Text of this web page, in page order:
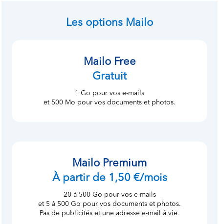
Les options Mailo
Mailo Free
Gratuit
1 Go pour vos e-mails
et 500 Mo pour vos documents et photos.
Mailo Premium
À partir de 1,50 €/mois
20 à 500 Go pour vos e-mails
et 5 à 500 Go pour vos documents et photos.
Pas de publicités et une adresse e-mail à vie.